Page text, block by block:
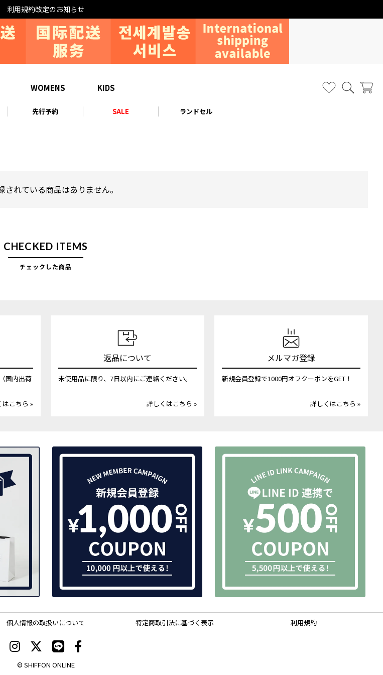
利用規約改定のお知らせ
WOMENS KIDS
先行予約 SALE ランドセル
されている商品はありません。
CHECKED ITEMS
チェックした商品
国内出荷
はこちら »
返品について
未使用品に限り、7日以内にご連絡ください。
詳しくはこちら »
メルマガ登録
新規会員登録で1000円オフクーポンをGET！
詳しくはこちら »
個人情報の取扱いについて 特定商取引法に基づく表示 利用規約
© SHIFFON ONLINE